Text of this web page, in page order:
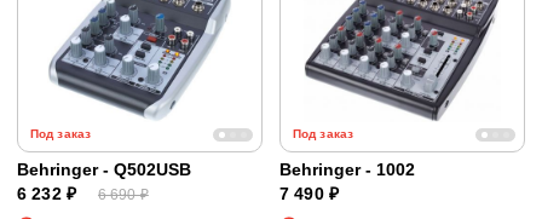
Под заказ
Behringer - Q502USB
6 232 ₽
6 690 ₽
Под заказ
Behringer - 1002
7 490 ₽